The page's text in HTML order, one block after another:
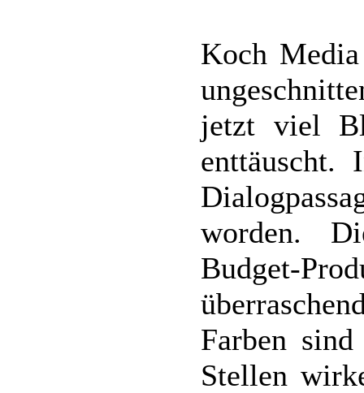
Koch
jetzt viel
enttäuscht.
worden.
Budget-
Farben
Stellen